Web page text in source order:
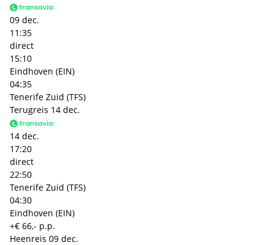
09 dec.
11:35
direct
15:10
Eindhoven (EIN)
04:35
Tenerife Zuid (TFS)
Terugreis 14 dec.
14 dec.
17:20
direct
22:50
Tenerife Zuid (TFS)
04:30
Eindhoven (EIN)
+€ 66,- p.p.
Heenreis 09 dec.